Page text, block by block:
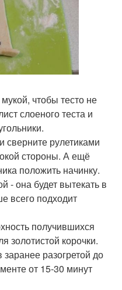
чтобы тесто не
слоеного теста и
сверните рулетиками
стороны. А ещё
положить начинку.
- она будет вытекать в
всего подходит
получившихся
золотистой корочки.
разогретой до
от 15-30 минут